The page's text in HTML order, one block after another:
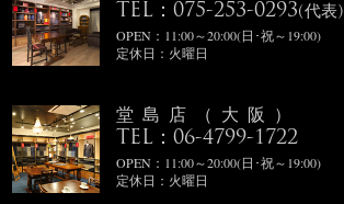
TEL：075-253-0293(代表)
OPEN：11:00～20:00(日･祝～19:00)
定休日：火曜日
堂島店（大阪）
TEL：06-4799-1722
OPEN：11:00～20:00(日･祝～19:00)
定休日：火曜日